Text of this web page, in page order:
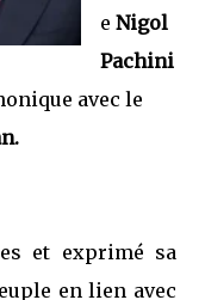
e Nigol
Pachini
avec le
et exprimé sa
en lien avec